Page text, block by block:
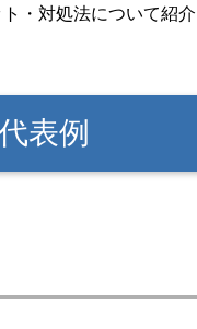
・対処法について紹介
表例